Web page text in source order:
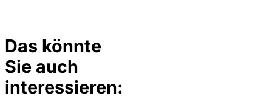
Das könnte
Sie auch
interessieren: